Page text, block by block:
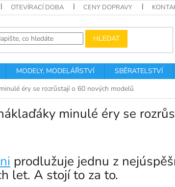
OTEVÍRACÍ DOBA CENY DOPRAVY
HLEDAT
MODELY, MODELÁŘSTVÍ SBĚRATELSTVÍ
éry se rozrůstají o 60 nových modelů
minulé éry se
prodlužuje jednu z
let. A stojí to za to.